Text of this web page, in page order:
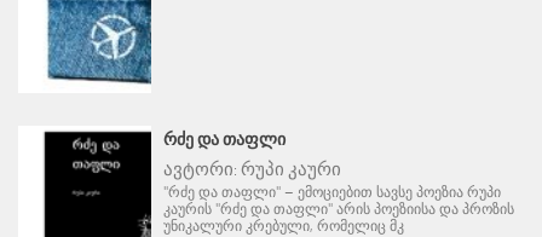
ᲠᲫᲔ ᲓᲐ ᲗᲐᲤᲚᲘ
ავტორი: რუპი კაური
"რძე და თაფლი" – ემოციებით სავსე პოეზია რუპი
კაურის "რძე და თაფლი" არის პოეზიისა და პროზის
უნიკალური კრებული, რომელიც მკ